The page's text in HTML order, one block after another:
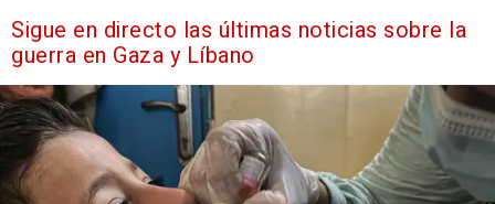
Sigue en directo las últimas noticias sobre la
guerra en Gaza y Líbano